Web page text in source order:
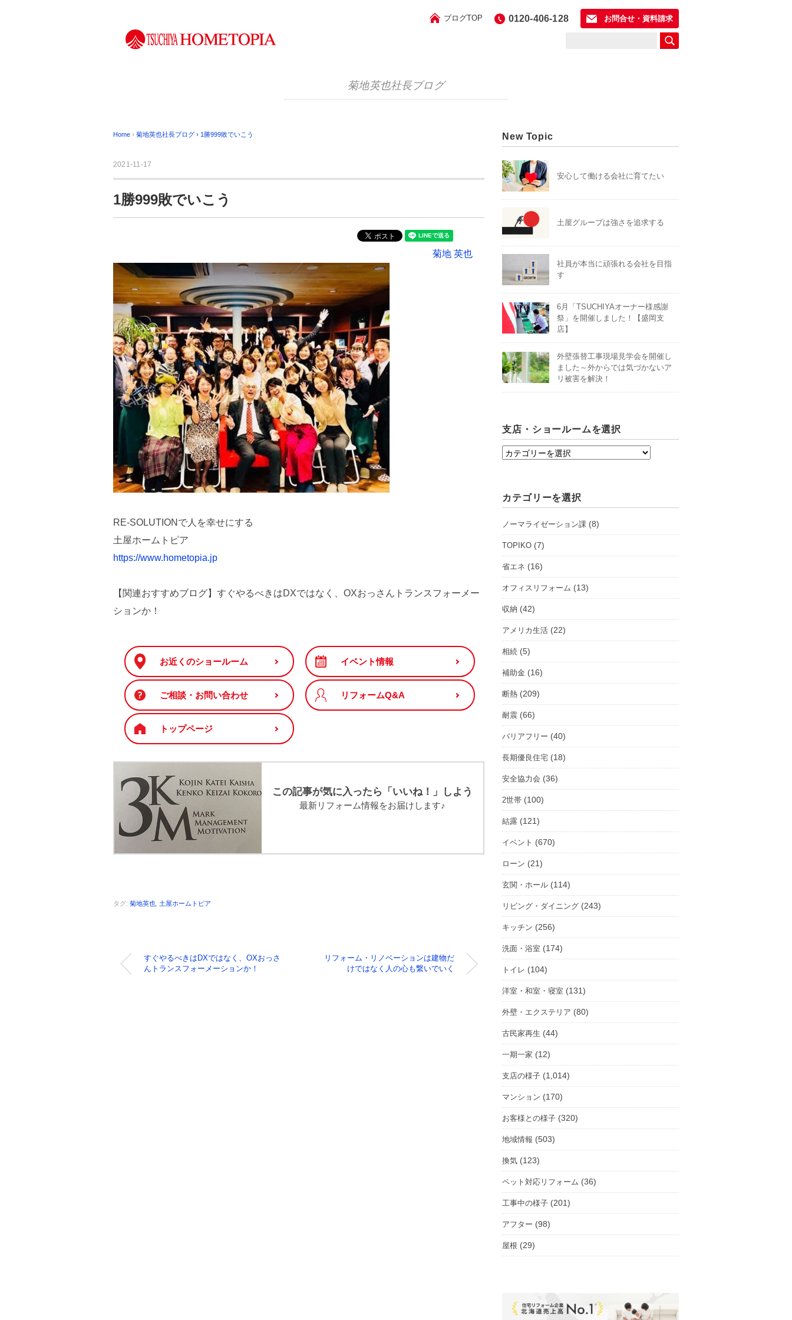
ブログTOP 0120-406-128 お問合せ・資料請求
菊地英也社長ブログ
Home › 菊地英也社長ブログ › 1勝999敗でいこう
2021-11-17
1勝999敗でいこう
菊地 英也
RE-SOLUTIONで人を幸せにする
土屋ホームトピア
https://www.hometopia.jp
【関連おすすめブログ】すぐやるべきはDXではなく、OXおっさんトランスフォーメー
ションか！
お近くのショールーム イベント情報
ご相談・お問い合わせ リフォームQ&A
トップページ
この記事が気に入ったら「いいね！」しよう
最新リフォーム情報をお届けします♪
タグ: 菊地英也 土屋ホームトピア
すぐやるべきはDXではなく、OXおっさ
んトランスフォーメーションか！
リフォーム・リノベーションは建物だ
けではなく人の心も繋いでいく
New Topic
安心して働ける会社に育てたい
土屋グループは強さを追求する
社員が本当に頑張れる会社を目指
す
6月「TSUCHIYAオーナー様感謝
祭」を開催しました！【盛岡支
店】
外壁張替工事現場見学会を開催し
ました～外からでは気づかないア
リ被害を解決！
支店・ショールームを選択
支
ョ
ル
ー
を
選
択
カテゴリーを選択
ノーマライゼーション課 (8)
TOPIKO (7)
省エネ (16)
オフィスリフォーム (13)
収納 (42)
アメリカ生活 (22)
相続 (5)
補助金 (16)
断熱 (209)
耐震 (66)
バリアフリー (40)
長期優良住宅 (18)
安全協力会 (36)
2世帯 (100)
結露 (121)
イベント (670)
ローン (21)
玄関・ホール (114)
リビング・ダイニング (243)
キッチン (256)
洗面・浴室 (174)
トイレ (104)
洋室・和室・寝室 (131)
外壁・エクステリア (80)
古民家再生 (44)
一期一家 (12)
支店の様子 (1,014)
マンション (170)
お客様との様子 (320)
地域情報 (503)
換気 (123)
ペット対応リフォーム (36)
工事中の様子 (201)
アフター (98)
屋根 (29)